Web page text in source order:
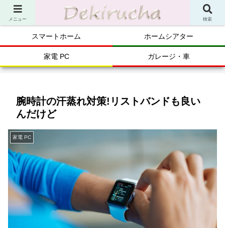
スマートホーム ホームシアター
家電 PC ガレージ・車
腕時計の汗蒸れ対策!リストバンドも良い
んだけど
家電 PC
メニュー 検索